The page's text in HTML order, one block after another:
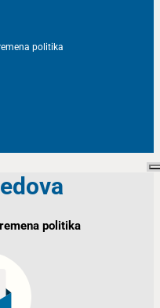
politika
politika